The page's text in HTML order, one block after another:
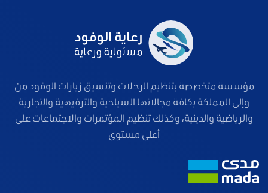
مؤسسة متخصصة بتنظيم الرحلات وتنسيق زيارات الوفود من
وإلى المملكة بكافة مجالاتها السياحية والترفيهية والتجارية
والرياضية والدينية، وكذلك تنظيم المؤتمرات والاجتماعات على
أعلى مستوى